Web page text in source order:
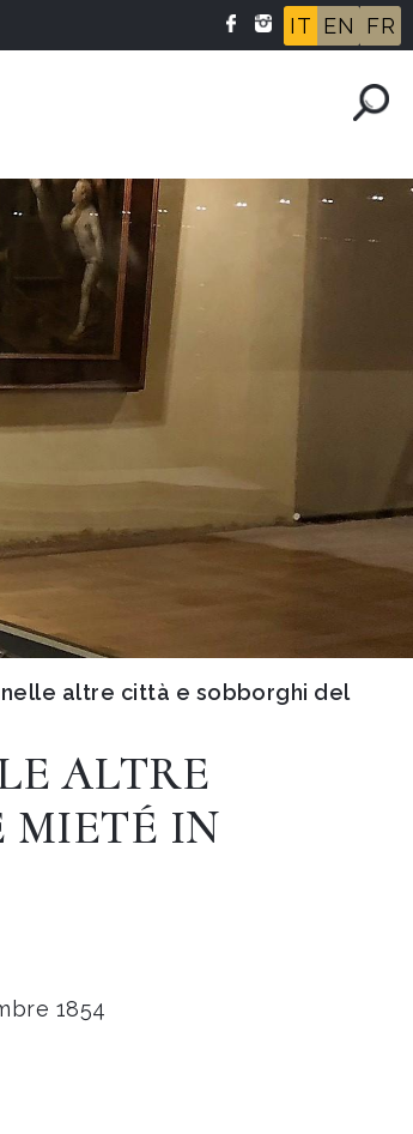
IT EN FR
altre città e sobborghi del
ALTRE
MIETÉ IN
1854